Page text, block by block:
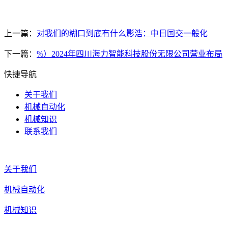
上一篇： 对我们的糊口到底有什么影浩：中日国交一般化
下一篇： %）2024年四川海力智能科技股份无限公司营业布局
快捷导航
关于我们
机械自动化
机械知识
联系我们
关于我们
机械自动化
机械知识